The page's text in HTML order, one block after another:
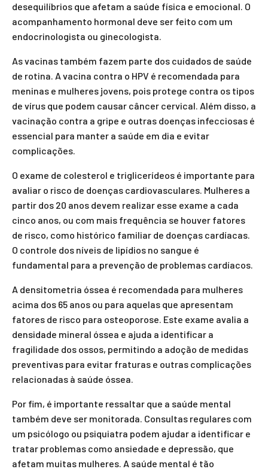
desequilíbrios que afetam a saúde física e emocional. O
acompanhamento hormonal deve ser feito com um
endocrinologista ou ginecologista.
As vacinas também fazem parte dos cuidados de saúde
de rotina. A vacina contra o HPV é recomendada para
meninas e mulheres jovens, pois protege contra os tipos
de vírus que podem causar câncer cervical. Além disso, a
vacinação contra a gripe e outras doenças infecciosas é
essencial para manter a saúde em dia e evitar
complicações.
O exame de colesterol e triglicerídeos é importante para
avaliar o risco de doenças cardiovasculares. Mulheres a
partir dos 20 anos devem realizar esse exame a cada
cinco anos, ou com mais frequência se houver fatores
de risco, como histórico familiar de doenças cardíacas.
O controle dos níveis de lipídios no sangue é
fundamental para a prevenção de problemas cardíacos.
A densitometria óssea é recomendada para mulheres
acima dos 65 anos ou para aquelas que apresentam
fatores de risco para osteoporose. Este exame avalia a
densidade mineral óssea e ajuda a identificar a
fragilidade dos ossos, permitindo a adoção de medidas
preventivas para evitar fraturas e outras complicações
relacionadas à saúde óssea.
Por fim, é importante ressaltar que a saúde mental
também deve ser monitorada. Consultas regulares com
um psicólogo ou psiquiatra podem ajudar a identificar e
tratar problemas como ansiedade e depressão, que
afetam muitas mulheres. A saúde mental é tão